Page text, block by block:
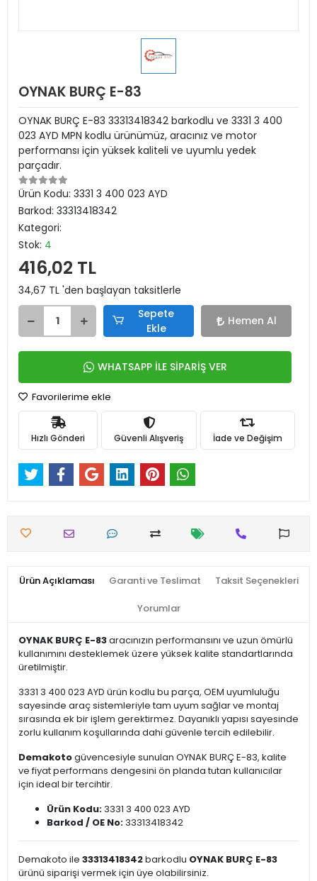
OYNAK BURÇ E-83
OYNAK BURÇ E-83 33313418342 barkodlu ve 3331 3 400
023 AYD MPN kodlu ürünümüz, aracınız ve motor
performansı için yüksek kaliteli ve uyumlu yedek
parçadır.
Ürün Kodu: 3331 3 400 023 AYD
Barkod: 33313418342
Kategori:
Stok: 4
416,02 TL
34,67 TL 'den başlayan taksitlerle
Sepete
Ekle
Hemen Al
WHATSAPP İLE SİPARİŞ VER
Favorilerime ekle
Hızlı Gönderi Güvenli Alışveriş İade ve Değişim
Ürün Açıklaması Garanti ve Teslimat Taksit Seçenekleri
Yorumlar
OYNAK BURÇ E-83aracınızın performansını ve uzun ömürlü
kullanımını desteklemek üzere yüksek kalite standartlarında
üretilmiştir.
3331 3 400 023 AYD ürün kodlu bu parça, OEM uyumluluğu
sayesinde araç sistemleriyle tam uyum sağlar ve montaj
sırasında ek bir işlem gerektirmez. Dayanıklı yapısı sayesinde
zorlu kullanım koşullarında dahi güvenle tercih edilebilir.
Demakotogüvencesiyle sunulan OYNAK BURÇ E-83, kalite
ve fiyat performans dengesini ön planda tutan kullanıcılar
için ideal bir tercihtir.
Ürün Kodu:3331 3 400 023 AYD
Barkod / OE No:33313418342
Demakoto ile 33313418342barkodlu OYNAK BURÇ E-83
ürünü siparişi vermek için üye olabilirsiniz.